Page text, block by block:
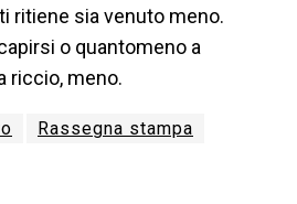
ritiene sia venuto meno.
o quantomeno a
riccio, meno.
Rassegna stampa